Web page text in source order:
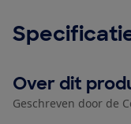
Over dit
Geschreven door de